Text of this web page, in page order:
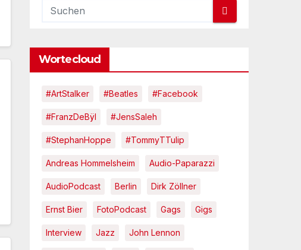
Wortecloud
#ArtStalker #Beatles #Facebook
#FranzDeBÿl #JensSaleh
#StephanHoppe #TommyTTulip
Andreas Hommelsheim Audio-Paparazzi
AudioPodcast Berlin Dirk Zöllner
Ernst Bier FotoPodcast Gags Gigs
Interview Jazz John Lennon